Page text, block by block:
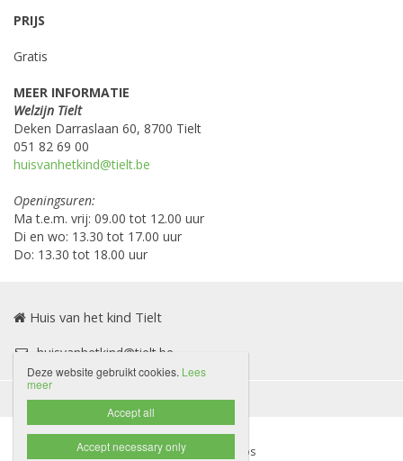
PRIJS
Gratis
MEER INFORMATIE
Welzijn Tielt
Deken Darraslaan 60, 8700 Tielt
051 82 69 00
huisvanhetkind@tielt.be
Openingsuren:
Ma t.e.m. vrij: 09.00 tot 12.00 uur
Di en wo: 13.30 tot 17.00 uur
Do: 13.30 tot 18.00 uur
Huis van het kind Tielt
huisvanhetkind@tielt.be
Disclaimer Privacybeleid
Website door Livalos
Deze website gebruikt cookies. Lees
meer
Accept all
Accept necessary only